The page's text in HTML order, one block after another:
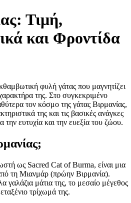
Τιμή,
και Φροντίδα
φυλή γάτας που μαγνητίζει
της. Στο συγκεκριμένο
τον κόσμο της γάτας Βιρμανίας,
της και τις βασικές ανάγκες
την ευτυχία και την ευεξία του ζώου.
ως Sacred Cat of Burma, είναι μια
τη Μιανμάρ (πρώην Βιρμανία).
γαλάζια μάτια της, το μεσαίο μέγεθος
τρίχωμά της.